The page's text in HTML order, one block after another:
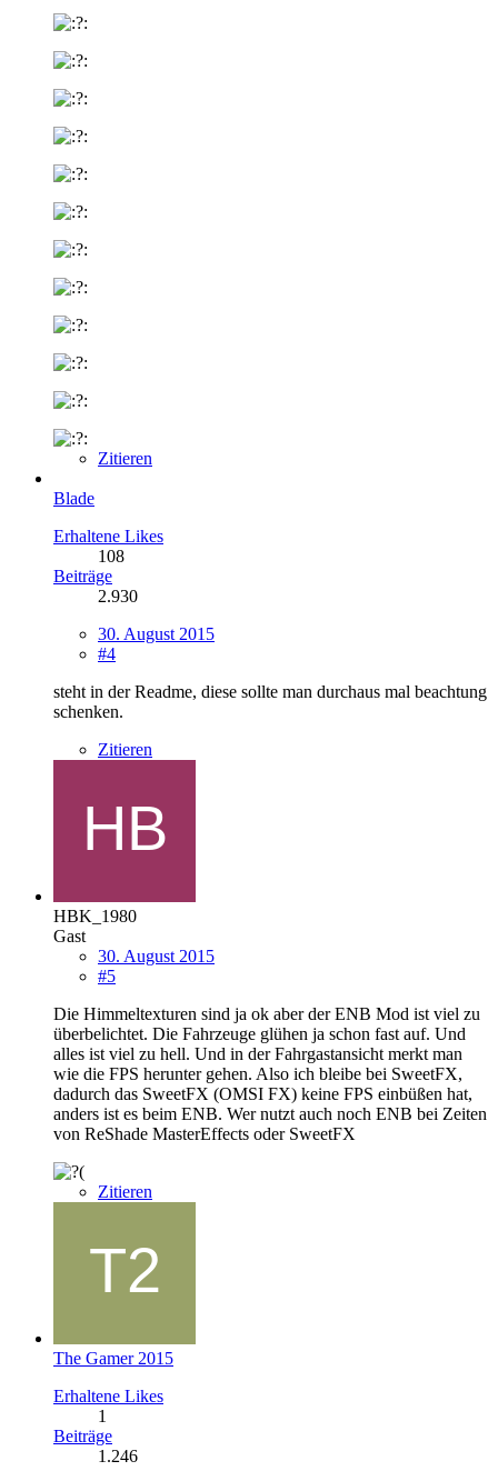
Zitieren
Blade
Erhaltene Likes
108
Beiträge
2.930
30. August 2015
#4
steht in der Readme, diese sollte man durchaus mal beachtung
schenken.
Zitieren
HBK_1980
Gast
30. August 2015
#5
Die Himmeltexturen sind ja ok aber der ENB Mod ist viel zu
überbelichtet. Die Fahrzeuge glühen ja schon fast auf. Und
alles ist viel zu hell. Und in der Fahrgastansicht merkt man
wie die FPS herunter gehen. Also ich bleibe bei SweetFX,
dadurch das SweetFX (OMSI FX) keine FPS einbüßen hat,
anders ist es beim ENB. Wer nutzt auch noch ENB bei Zeiten
von ReShade MasterEffects oder SweetFX
Zitieren
The Gamer 2015
Erhaltene Likes
1
Beiträge
1.246